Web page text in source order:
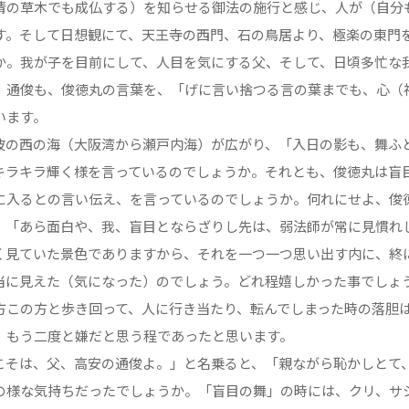
草木でも成仏する）を知らせる御法の施行と感じ、人が（自
そして日想観にて、天王寺の西門、石の鳥居より、極楽の東門
我が子を目前にして、人目を気にする父、そして、日頃多忙な
俊も、俊徳丸の言葉を、「げに言い捨つる言の葉までも、心
す。
西の海（大阪湾から瀬戸内海）が広がり、「入日の影も、舞ふ
キラ輝く様を言っているのでしょうか。それとも、俊徳丸は盲
るとの言い伝え、を言っているのでしょうか。何れにせよ、
「あら面白や、我、盲目とならざりし先は、弱法師が常に見慣
ていた景色でありますから、それを一つ一つ思い出す内に、終
見えた（気になった）のでしょう。どれ程嬉しかった事でしょ
の方と歩き回って、人に行き当たり、転んでしまった時の落胆
う二度と嫌だと思う程であったと思います。
は、父、高安の通俊よ。」と名乗ると、「親ながら恥かしとて
な気持ちだったでしょうか。「盲目の舞」の時には、クリ、サ